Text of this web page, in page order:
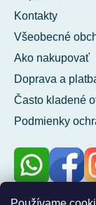
Kontakty
Všeobecné
Ako nakupovať
Doprava a
Často kladené
Podmienky